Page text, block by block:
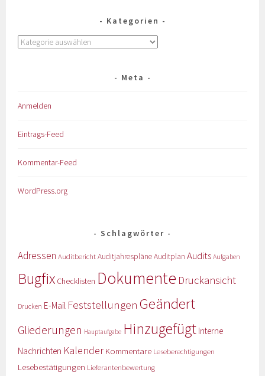
Kategorien
Meta
Anmelden
Eintrags-Feed
Kommentar-Feed
WordPress.org
Schlagwörter
Adressen AuditberichtAuditjahrespläneAuditplan Audits Aufgaben
Bugfix Checklisten Dokumente Druckansicht
Drucken E-Mail Feststellungen Geändert
Gliederungen Hauptaufgabe Hinzugefügt Interne
Nachrichten KalenderKommentare Leseberechtigungen
Lesebestätigungen Lieferantenbewertung